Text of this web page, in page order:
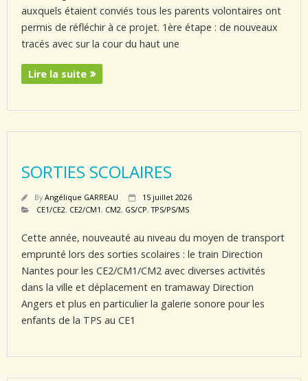
auxquels étaient conviés tous les parents volontaires ont
permis de réfléchir à ce projet. 1ère étape : de nouveaux
tracés avec sur la cour du haut une
Lire la suite
SORTIES SCOLAIRES
ByAngélique GARREAU
15 juillet 2026
CE1/CE2, CE2/CM1, CM2, GS/CP,TPS/PS/MS
Cette année, nouveauté au niveau du moyen de transport
emprunté lors des sorties scolaires : le train Direction
Nantes pour les CE2/CM1/CM2 avec diverses activités
dans la ville et déplacement en tramaway Direction
Angers et plus en particulier la galerie sonore pour les
enfants de la TPS au CE1